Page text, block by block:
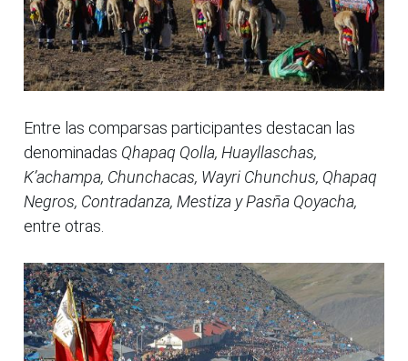
Entre las comparsas participantes destacan las
denominadas Qhapaq Qolla, Huayllaschas,
K’achampa, Chunchacas, Wayri Chunchus, Qhapaq
Negros, Contradanza, Mestiza y Pasña Qoyacha,
entre otras.